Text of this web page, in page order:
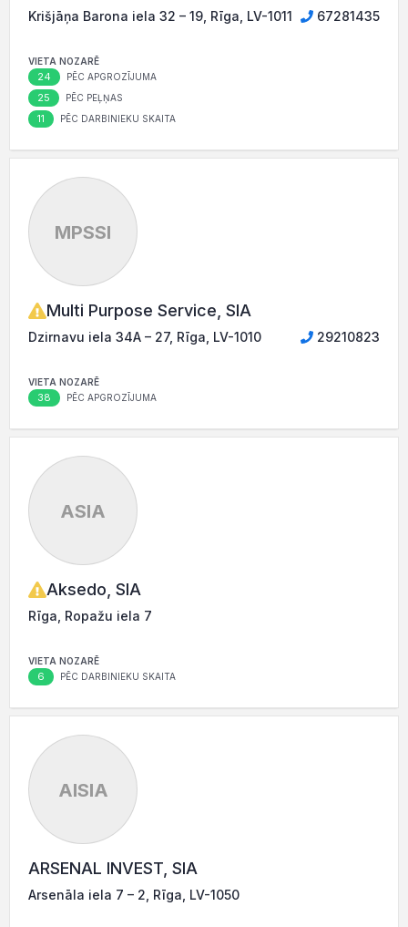
Krišjāņa Barona iela 32 – 19, Rīga, LV-1011 67281435
VIETA NOZARĒ
24 PĒC APGROZĪJUMA
25 PĒC PEĻŅAS
11 PĒC DARBINIEKU SKAITA
MPSSI
Multi Purpose Service, SIA
Dzirnavu iela 34A – 27, Rīga, LV-1010 29210823
VIETA NOZARĒ
38 PĒC APGROZĪJUMA
ASIA
Aksedo, SIA
Rīga, Ropažu iela 7
VIETA NOZARĒ
6 PĒC DARBINIEKU SKAITA
AISIA
ARSENAL INVEST, SIA
Arsenāla iela 7 – 2, Rīga, LV-1050